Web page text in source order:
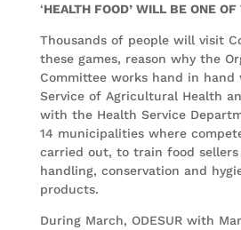
‘HEALTH FOOD’ WILL BE ONE
Thousands of people will visit
these games, reason why the
Committee works hand in
Service of Agricultural Health
with the Health Service
14 municipalities where
carried out, to train food
handling, conservation and
products.
During March, ODESUR with